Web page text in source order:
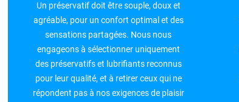
Un préservatif doit être souple, doux et
agréable, pour un confort optimal et des
sensations partagées. Nous nous
engageons à sélectionner uniquement
des préservatifs et lubrifiants reconnus
pour leur qualité, et à retirer ceux qui ne
répondent pas à nos exigences de plaisir